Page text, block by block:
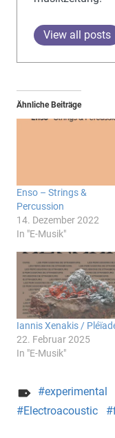
View all posts
Ähnliche Beiträge
Enso – Strings &
Percussion
14. Dezember 2022
In "E-Musik"
Iannis Xenakis /
22. Februar 2025
In "E-Musik"
experimental
Electroacoustic